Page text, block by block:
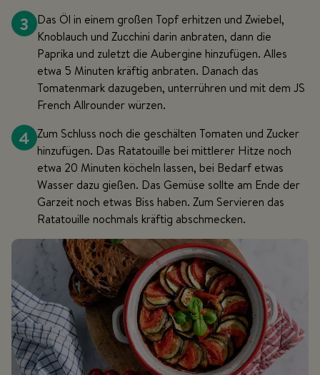
3
Das Öl in einem großen Topf erhitzen und Zwiebel,
Knoblauch und Zucchini darin anbraten, dann die
Paprika und zuletzt die Aubergine hinzufügen. Alles
etwa 5 Minuten kräftig anbraten. Danach das
Tomatenmark dazugeben, unterrühren und mit dem JS
French Allrounder würzen.
4 Zum Schluss noch die geschälten Tomaten und Zucker
hinzufügen. Das Ratatouille bei mittlerer Hitze noch
etwa 20 Minuten köcheln lassen, bei Bedarf etwas
Wasser dazu gießen. Das Gemüse sollte am Ende der
Garzeit noch etwas Biss haben. Zum Servieren das
Ratatouille nochmals kräftig abschmecken.